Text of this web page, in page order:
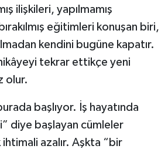
ilişkileri, yapılmamış
eğitimleri konuşan biri,
kendini bugüne kapatır.
tekrar ettikçe yeni
olur.
başlıyor. İş hayatında
diye başlayan cümleler
azalır. Aşkta “bir